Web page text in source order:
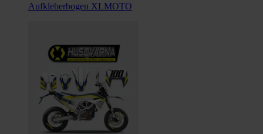
Aufkleberbogen XLMOTO